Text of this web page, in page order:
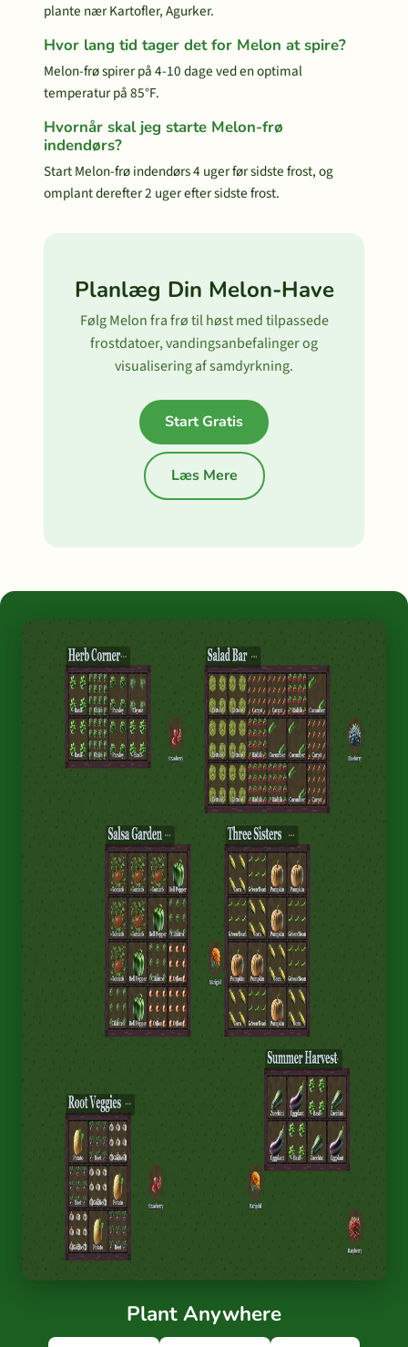
plante nær Kartofler, Agurker.
Hvor lang tid tager det for Melon at spire?
Melon-frø spirer på 4-10 dage ved en optimal
temperatur på 85°F.
Hvornår skal jeg starte Melon-frø
indendørs?
Start Melon-frø indendørs 4 uger før sidste frost, og
omplant derefter 2 uger efter sidste frost.
Planlæg Din Melon-Have
Følg Melon fra frø til høst med tilpassede
frostdatoer, vandingsanbefalinger og
visualisering af samdyrkning.
Start Gratis
Læs Mere
Plant Anywhere